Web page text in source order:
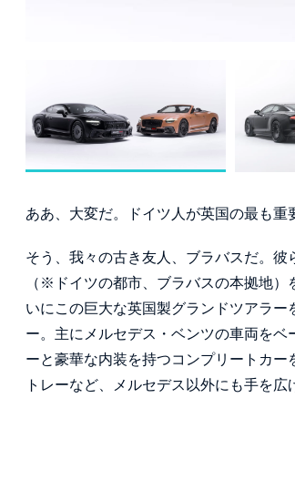
ああ、大変だ。ドイツ人が英国の最も重
そう、我々の古き友人、ブラバスだ。
（※ドイツの都市、ブラバスの本拠地
いにこの巨大な英国製グランドツアラ
ー。主にメルセデス・ベンツの車両を
ーと豪華な内装を持つコンプリートカ
トレーなど、メルセデス以外にも手を広